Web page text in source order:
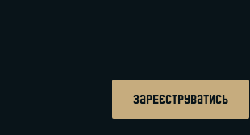
Зареєструватись